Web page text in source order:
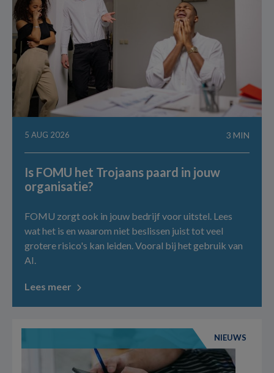
5 AUG 2026 3 MIN
Is FOMU het Trojaans paard in jouw
organisatie?
FOMU zorgt ook in jouw bedrijf voor uitstel. Lees
wat het is en waarom niet beslissen juist tot veel
grotere risico's kan leiden. Vooral bij het gebruik van
AI.
Lees meer
NIEUWS